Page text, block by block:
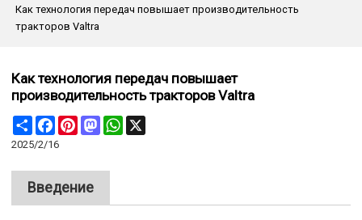
Как технология передач повышает производительность
тракторов Valtra
Как технология передач повышает
производительность тракторов Valtra
Share FacebookPinterestMastodonWhatsApp
2025/2/16
Введение